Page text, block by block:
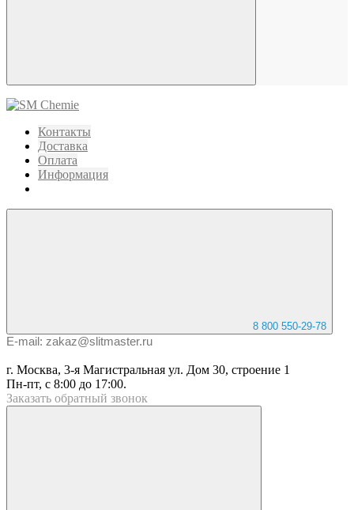
Контакты
Доставка
Оплата
Информация
8 800 550-29-78
E-mail: zakaz@slitmaster.ru
г. Москва, 3-я Магистральная ул. Дом 30, строение 1
Пн-пт, с 8:00 до 17:00.
Заказать обратный звонок